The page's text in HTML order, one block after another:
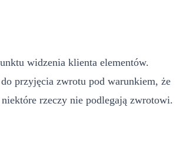
widzenia klienta elementów.
przyjęcia zwrotu pod warunkiem, że
rzeczy nie podlegają zwrotowi.